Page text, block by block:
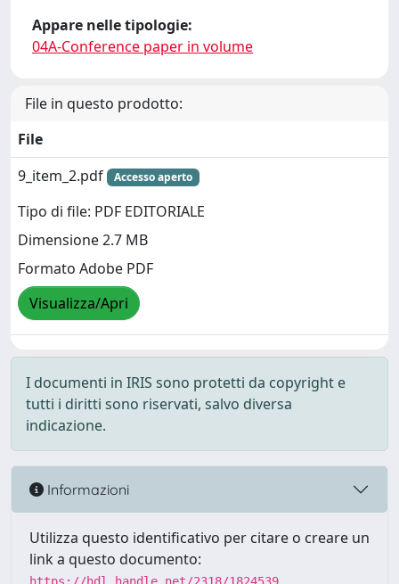
Appare nelle tipologie:
04A-Conference paper in volume
File in questo prodotto:
File
9_item_2.pdf
Accesso aperto
Tipo di file: PDF EDITORIALE
Dimensione 2.7 MB
Formato Adobe PDF
Visualizza/Apri
I documenti in IRIS sono protetti da copyright e
tutti i diritti sono riservati, salvo diversa
indicazione.
Informazioni
Utilizza questo identificativo per citare o creare un
link a questo documento: